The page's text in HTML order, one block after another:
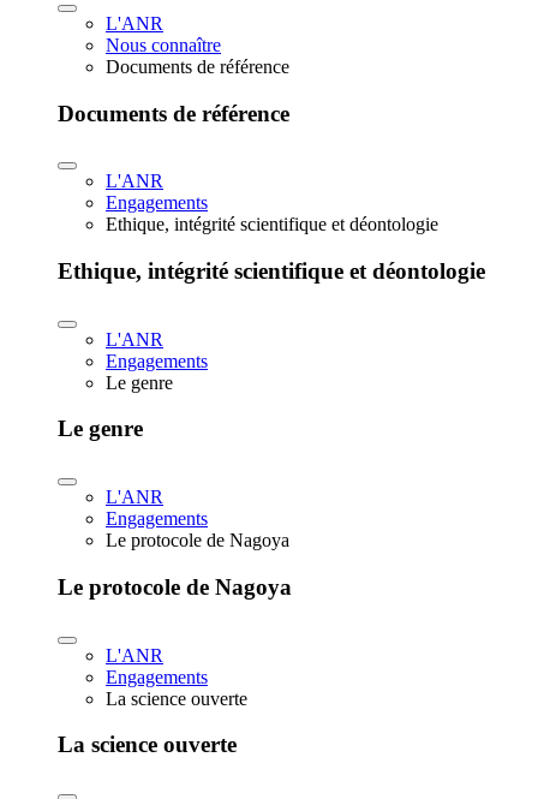
L'ANR
Nous connaître
Documents de référence
Documents de référence
L'ANR
Engagements
Ethique, intégrité scientifique et déontologie
Ethique, intégrité scientifique et déontologie
L'ANR
Engagements
Le genre
Le genre
L'ANR
Engagements
Le protocole de Nagoya
Le protocole de Nagoya
L'ANR
Engagements
La science ouverte
La science ouverte